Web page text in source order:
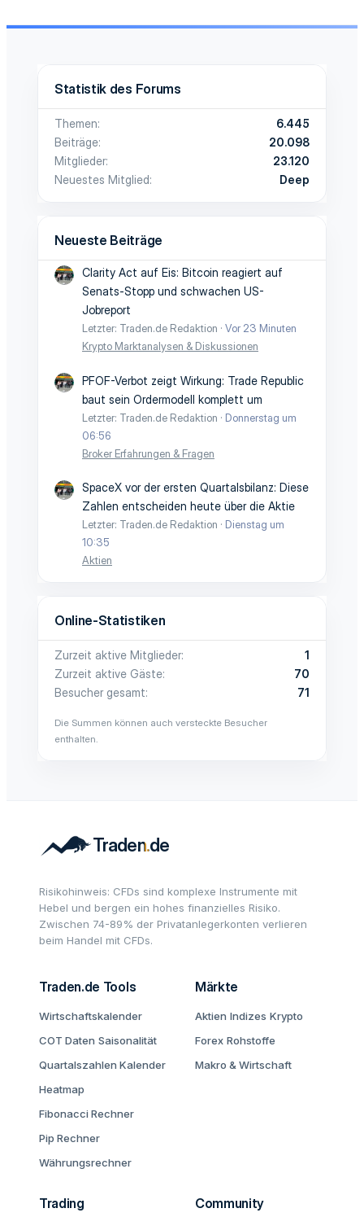
Statistik des Forums
Themen
6.445
Beiträge
20.098
Mitglieder
23.120
Neuestes Mitglied
Deep
Neueste Beiträge
Clarity Act auf Eis: Bitcoin reagiert auf
Senats-Stopp und schwachen US-
Jobreport
Letzter: Traden.de Redaktion
Vor 23 Minuten
Krypto Marktanalysen & Diskussionen
PFOF-Verbot zeigt Wirkung: Trade Republic
baut sein Ordermodell komplett um
Letzter: Traden.de Redaktion
Donnerstag um
06:56
Broker Erfahrungen & Fragen
SpaceX vor der ersten Quartalsbilanz: Diese
Zahlen entscheiden heute über die Aktie
Letzter: Traden.de Redaktion
Dienstag um
10:35
Aktien
Online-Statistiken
Zurzeit aktive Mitglieder
1
Zurzeit aktive Gäste
70
Besucher gesamt
71
Die Summen können auch versteckte Besucher
enthalten.
Risikohinweis: CFDs sind komplexe Instrumente mit
Hebel und bergen ein hohes finanzielles Risiko.
Zwischen 74-89% der Privatanlegerkonten verlieren
beim Handel mit CFDs.
Traden.de Tools
Wirtschaftskalender
COT Daten Saisonalität
Quartalszahlen Kalender
Heatmap
Fibonacci Rechner
Pip Rechner
Währungsrechner
Märkte
Aktien Indizes Krypto
Forex Rohstoffe
Makro & Wirtschaft
Trading Community